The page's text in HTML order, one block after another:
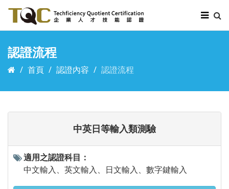
認證流程
首頁 認證內容 認證流程
中英日等輸入類測驗
適用之認證科目：
中文輸入、英文輸入、日文輸入、數字鍵輸入